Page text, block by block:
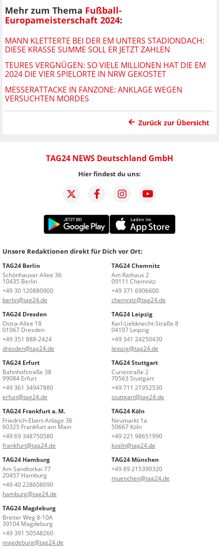
Mehr zum Thema Fußball-
Europameisterschaft 2024:
MANN KLETTERTE BEI DER EM UNTERS STADIONDACH:
DIESE KRASSE SUMME SOLL ER JETZT ZAHLEN
TEURES VERGNÜGEN: SO VIELE MILLIONEN HAT DIE EM
2024 DIE VIER SPIELORTE IN NRW GEKOSTET
MESSERATTACKE IN FANZONE: ANKLAGE WEGEN
VERSUCHTEN MORDES
Zurück zur Übersicht
TAG24 NEWS Deutschland GmbH
Hier findest du uns:
Unsere Redaktionen direkt für Dich vor Ort:
TAG24 Berlin
Schönhauser Allee 36
10435 Berlin
+49 30 120880900
berlin@tag24.de
TAG24 Chemnitz
Am Rathaus 2
09111 Chemnitz
+49 371 6906600
chemnitz@tag24.de
TAG24 Dresden
Ostra-Allee 18
01067 Dresden
+49 351 888-2424
dresden@tag24.de
TAG24 Leipzig
Karl-Liebknecht-Straße 8
04107 Leipzig
+49 341 24250430
leipzig@tag24.de
TAG24 Erfurt
Bahnhofstraße 38
99084 Erfurt
+49 361 34947880
erfurt@tag24.de
TAG24 Stuttgart
Curiestraße 2
70563 Stuttgart
+49 711 21952530
stuttgart@tag24.de
TAG24 Frankfurt a. M.
Friedrich-Ebert-Anlage 36
60325 Frankfurt am Main
+49 69 348750580
frankfurt@tag24.de
TAG24 Köln
Neumarkt 1a
50667 Köln
+49 221 98651990
koeln@tag24.de
TAG24 Hamburg
Am Sandtorkai 77
20457 Hamburg
+49 40 228608090
hamburg@tag24.de
TAG24 München
+49 89 215390320
muenchen@tag24.de
TAG24 Magdeburg
Breiter Weg 8-10A
39104 Magdeburg
+49 391 50548260
magdeburg@tag24.de